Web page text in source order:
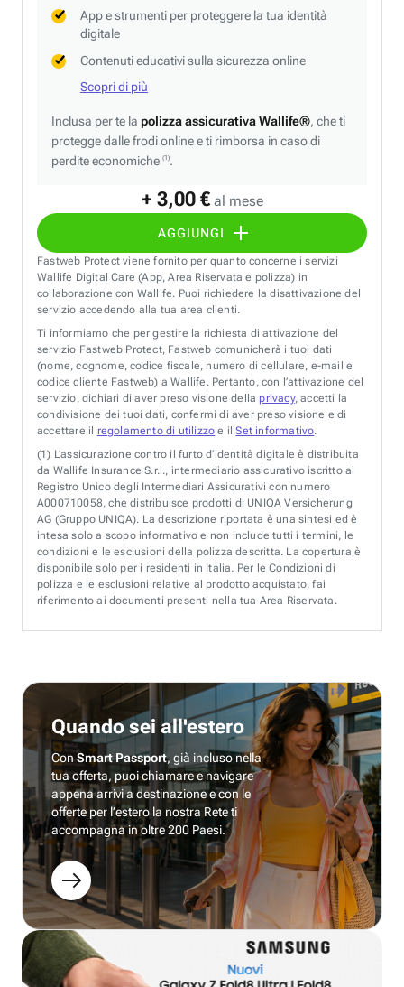
+ 3,00 € al mese
AGGIUNGI
App e strumenti per proteggere la tua identità
digitale
Contenuti educativi sulla sicurezza online
Scopri di più
Inclusa per te la polizza assicurativa Wallife®, che ti
protegge dalle frodi online e ti rimborsa in caso di
perdite economiche (1).
Fastweb Protect viene fornito per quanto concerne i servizi
Wallife Digital Care (App, Area Riservata e polizza) in
collaborazione con Wallife. Puoi richiedere la disattivazione del
servizio accedendo alla tua area clienti.
Ti informiamo che per gestire la richiesta di attivazione del
servizio Fastweb Protect, Fastweb comunicherà i tuoi dati
(nome, cognome, codice fiscale, numero di cellulare, e-mail e
codice cliente Fastweb) a Wallife. Pertanto, con l’attivazione del
servizio, dichiari di aver preso visione della privacy, accetti la
condivisione dei tuoi dati, confermi di aver preso visione e di
accettare il regolamento di utilizzo e ilSet informativo.
(1) L’assicurazione contro il furto d’identità digitale è distribuita
da Wallife Insurance S.r.l., intermediario assicurativo iscritto al
Registro Unico degli Intermediari Assicurativi con numero
A000710058, che distribuisce prodotti di UNIQA Versicherung
AG (Gruppo UNIQA). La descrizione riportata è una sintesi ed è
intesa solo a scopo informativo e non include tutti i termini, le
condizioni e le esclusioni della polizza descritta. La copertura è
disponibile solo per i residenti in Italia. Per le Condizioni di
polizza e le esclusioni relative al prodotto acquistato, fai
riferimento ai documenti presenti nella tua Area Riservata.
Quando sei all'estero
ConSmart Passport, già incluso nella
tua offerta, puoi chiamare e navigare
appena arrivi a destinazione e con le
offerte per l’estero la nostra Rete ti
accompagna in oltre 200 Paesi.